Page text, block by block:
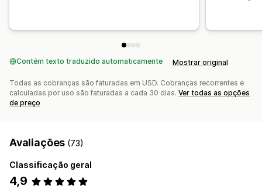
Contém texto traduzido automaticamente Mostrar original
Todas as cobranças são faturadas em USD. Cobranças recorrentes e
calculadas por uso são faturadas a cada 30 dias. Ver todas as opções
de preço
Avaliações (73)
Classificação geral
4,9